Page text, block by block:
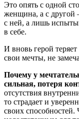
Это опять с одной
женщина, а с другой
с ней, а лишь
в себе.
И вновь герой теряет
свои мечты, не
Почему у
сильная, потеря
отсутствия
то страдает и
своих